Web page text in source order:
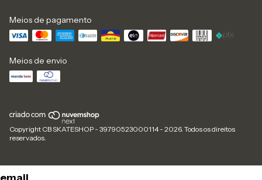
Meios de pagamento
Meios de envio
Copyright CB SKATESHOP - 39790523000114 - 2026. Todos os direitos
reservados.
email